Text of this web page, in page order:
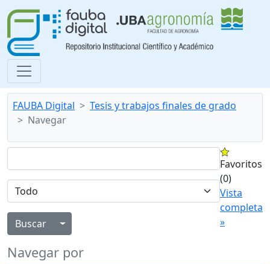
FAUBA Digital
Tesis y trabajos finales de grado
Navegar
Alternar menú desplegable
Favoritos
(0)
Vista
completa
»
Navegar por